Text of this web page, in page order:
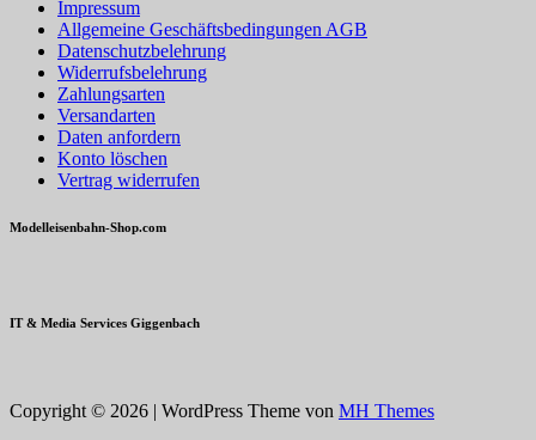
Impressum
Allgemeine Geschäftsbedingungen AGB
Datenschutzbelehrung
Widerrufsbelehrung
Zahlungsarten
Versandarten
Daten anfordern
Konto löschen
Vertrag widerrufen
Modelleisenbahn-Shop.com
IT & Media Services Giggenbach
Copyright © 2026 | WordPress Theme von MH Themes